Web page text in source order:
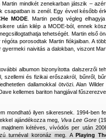
Martin mindkét zenekarban játszik –
csapatban is zenél. Egy évvel később
MODE . Martin pedig végleg
után kilép a MODE-ból, ennek
tehetségét. Martin első
régóta porosodtak Martin fiókjaiban. A
naivitás a dalokban, viszont
albumon bizonyította dalszerzői
szellemi és fizikai erőszakról, bűnről,
dallamokkal ötvözi. Alan
kellemes bariton hangjával
mondható ilyen sikeresnek. 1994-ben
ajándékozza meg, Viva Lee Gore
kétéves, vívódós per után
turnéval koronáz meg. A Playing